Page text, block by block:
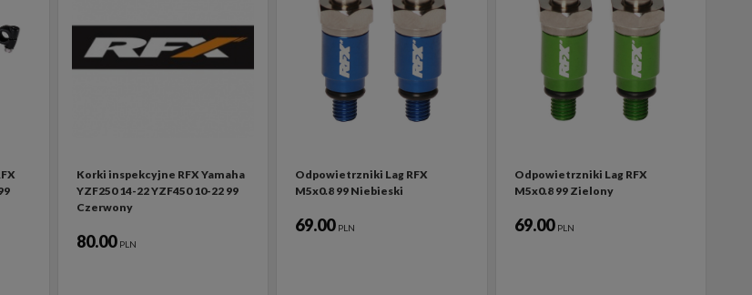
Korki inspekcyjne RFX Yamaha
YZF250 14-22 YZF450 10-22 99
Czerwony
80.00 PLN
Odpowietrzniki Lag RFX
M5x0.8 99 Niebieski
69.00 PLN
Odpowietrzniki Lag RFX
M5x0.8 99 Zielony
69.00 PLN